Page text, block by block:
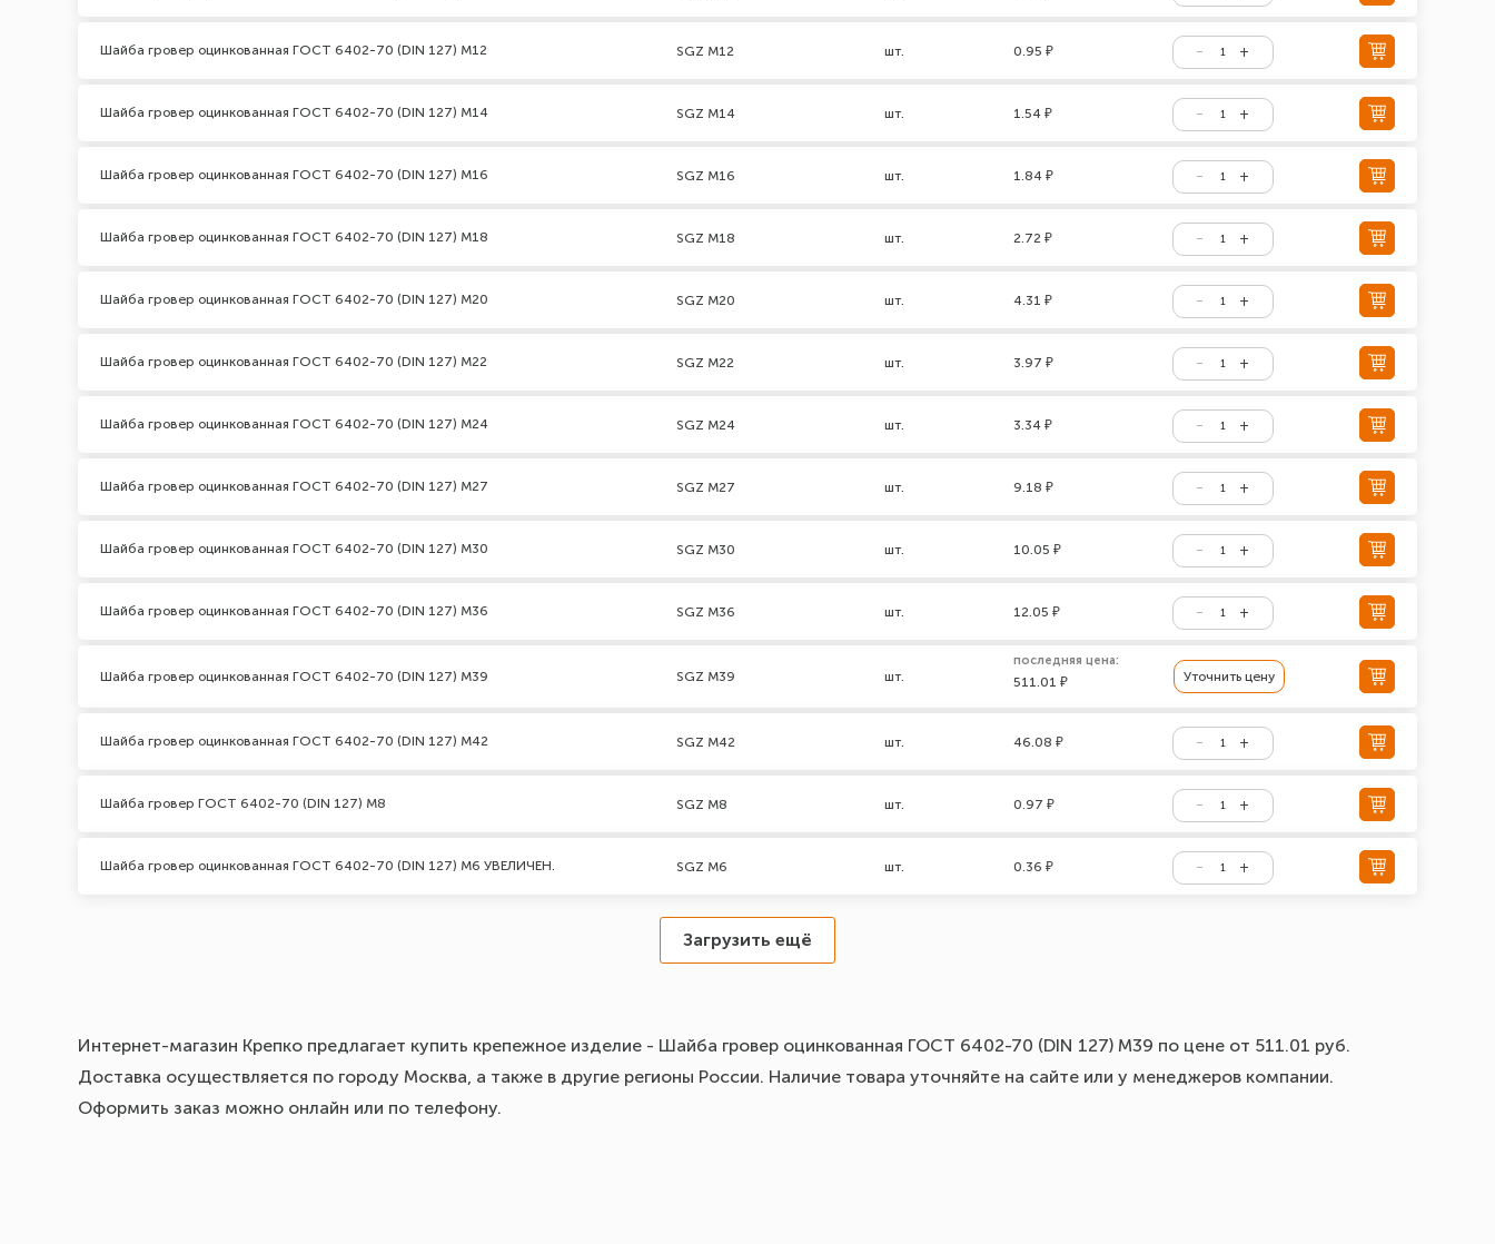
Шайба гровер оцинкованная ГОСТ 6402-70 (DIN 127) М12 SGZ М12 шт. 0.95 ₽
Шайба гровер оцинкованная ГОСТ 6402-70 (DIN 127) М14 SGZ М14 шт. 1.54 ₽
Шайба гровер оцинкованная ГОСТ 6402-70 (DIN 127) М16 SGZ М16 шт. 1.84 ₽
Шайба гровер оцинкованная ГОСТ 6402-70 (DIN 127) М18 SGZ M18 шт. 2.72 ₽
Шайба гровер оцинкованная ГОСТ 6402-70 (DIN 127) М20 SGZ M20 шт. 4.31 ₽
Шайба гровер оцинкованная ГОСТ 6402-70 (DIN 127) М22 SGZ М22 шт. 3.97 ₽
Шайба гровер оцинкованная ГОСТ 6402-70 (DIN 127) М24 SGZ M24 шт. 3.34 ₽
Шайба гровер оцинкованная ГОСТ 6402-70 (DIN 127) М27 SGZ М27 шт. 9.18 ₽
Шайба гровер оцинкованная ГОСТ 6402-70 (DIN 127) М30 SGZ M30 шт. 10.05 ₽
Шайба гровер оцинкованная ГОСТ 6402-70 (DIN 127) М36 SGZ М36 шт. 12.05 ₽
Шайба гровер оцинкованная ГОСТ 6402-70 (DIN 127) М39 SGZ М39 шт.
последняя цена:
511.01 ₽ Уточнить цену
Шайба гровер оцинкованная ГОСТ 6402-70 (DIN 127) М42 SGZ М42 шт. 46.08 ₽
Шайба гровер ГОСТ 6402-70 (DIN 127) М8 SGZ M8 шт. 0.97 ₽
Шайба гровер оцинкованная ГОСТ 6402-70 (DIN 127) М6 УВЕЛИЧЕН. SGZ M6 шт. 0.36 ₽
Загрузить ещё
Интернет-магазин Крепко предлагает купить крепежное изделие - Шайба гровер оцинкованная ГОСТ 6402-70 (DIN 127) М39 по цене от 511.01 руб.
Доставка осуществляется по городу Москва, а также в другие регионы России. Наличие товара уточняйте на сайте или у менеджеров компании.
Оформить заказ можно онлайн или по телефону.